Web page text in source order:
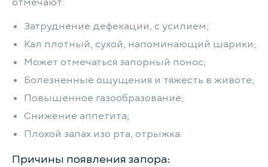
Затруднение дефекации, с усилием;
Кал плотный, сухой, напоминающий шарики;
Может отмечаться запорный понос;
Болезненные ощущения и тяжесть в животе;
Повышенное газообразование;
Снижение аппетита;
Плохой запах изо рта, отрыжка.
Причины появления запора: